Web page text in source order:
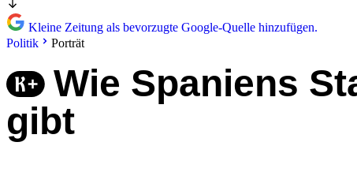
Kleine Zeitung als bevorzugte Google-Quelle hinzufügen.
Politik
Porträt
Wie Spaniens
gibt